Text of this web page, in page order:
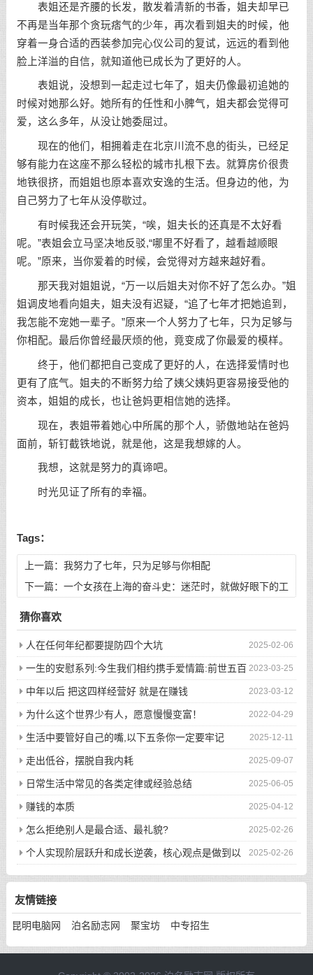
表姐还是齐腰的长发，散发着清新的书香，姐夫却早已
不再是当年那个贪玩痞气的少年，再次看到姐夫的时候，他
穿着一身合适的西装参加完心仪公司的复试，远远的看到他
脸上洋溢的 自信，就知道他已成长为了更好的人。
表姐说，没想到一起走过七年了，姐夫仍像最初追她的
时候对她那么好。她所有的任性和小脾气，姐夫都会觉得可
爱，这么多年，从没让她委屈过。
现在的他们，相拥着走在北京川流不息的街头，已经足
够有能力在这座不那么轻松的城市扎根下去。就算房价很贵
地铁很挤，而姐姐也原本喜欢安逸的生活。但身边的他，为
自己努力了七年从没停歇过。
有时候我还会开玩笑，“唉，姐夫长的还真是不太好看
呢。”表姐会立马坚决地反驳,“哪里不好看了，越看越顺眼
呢。”原来，当你爱着的时候，会觉得对方越来越好看。
那天我对姐姐说，“万一以后姐夫对你不好了怎么办。”姐
姐调皮地看向姐夫，姐夫没有迟疑，“追了七年才把她追到，
我怎能不宠她一辈子。”原来一个人努力了七年，只为足够与
你相配。最后你曾经最厌烦的他，竟变成了你最爱的模样。
终于，他们都把自己变成了更好的人，在选择爱情时也
更有了底气。姐夫的不断努力给了姨父姨妈更容易接受他的
资本，姐姐的成长，也让爸妈更相信她的选择。
现在，表姐带着她心中所属的那个人，骄傲地站在爸妈
面前，斩钉截铁地说，就是他，这是我想嫁的人。
我想，这就是努力的真谛吧。
时光见证了所有的幸福。
Tags：
上一篇： 我努力了七年，只为足够与你相配
下一篇： 一个女孩在上海的奋斗史：迷茫时，就做好眼下的工
猜你喜欢
2025-02-06
人在任何年纪都要提防四个大坑
2023-03-25
一生的安慰系列:今生我们相约携手爱情篇:前世五百
次的回眸才换来今生的相遇
2023-03-12
中年以后 把这四样经营好 就是在赚钱
2022-04-29
为什么这个世界少有人，愿意慢慢变富！
2025-12-11
生活中要管好自己的嘴,以下五条你一定要牢记
2025-09-07
走出低谷，摆脱自我内耗
2025-06-05
日常生活中常见的各类定律或经验总结
2025-04-12
赚钱的本质
2025-02-26
怎么拒绝别人是最合适、最礼貌?
2025-02-26
个人实现阶层跃升和成长逆袭，核心观点是做到以
下八件事
友情链接
昆明电脑网 泊名励志网 聚宝坊 中专招生